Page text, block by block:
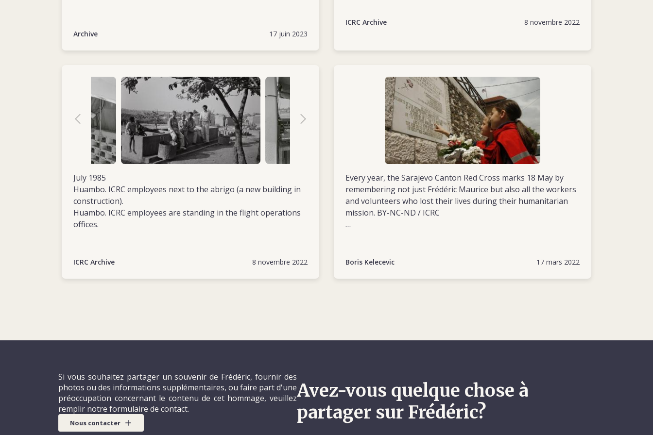
17 juin 2023
Archive
8 novembre 2022
ICRC Archive
July 1985
Huambo. ICRC employees next to the abrigo (a new building in
construction).
Huambo. ICRC employees are standing in the flight operations
offices.
8 novembre 2022
ICRC Archive
Every year, the Sarajevo Canton Red Cross marks 18 May by
remembering not just Frédéric Maurice but also all the workers
and volunteers who lost their lives during their humanitarian
mission. BY-NC-ND / ICRC
17 mars 2022
Boris Kelecevic
Avez-vous quelque chose à
partager sur Frédéric?
Si vous souhaitez partager un souvenir de Frédéric, fournir des
photos ou des informations supplémentaires, ou faire part d'une
préoccupation concernant le contenu de cet hommage, veuillez
remplir notre formulaire de contact.
Nous contacter